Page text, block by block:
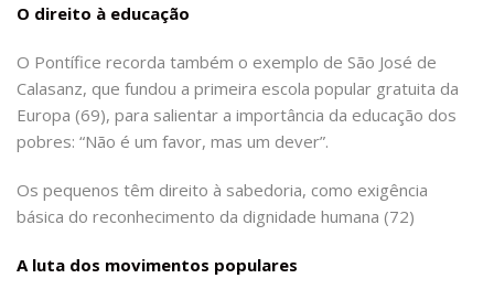
O direito à educação
O Pontífice recorda também o exemplo de São José de
Calasanz, que fundou a primeira escola popular gratuita da
Europa (69), para salientar a importância da educação dos
pobres: “Não é um favor, mas um dever”.
Os pequenos têm direito à sabedoria, como exigência
básica do reconhecimento da dignidade humana (72)
A luta dos movimentos populares